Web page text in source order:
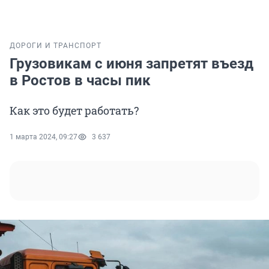
ДОРОГИ И ТРАНСПОРТ
Грузовикам с июня запретят въезд
в Ростов в часы пик
Как это будет работать?
1 марта 2024, 09:27 3 637